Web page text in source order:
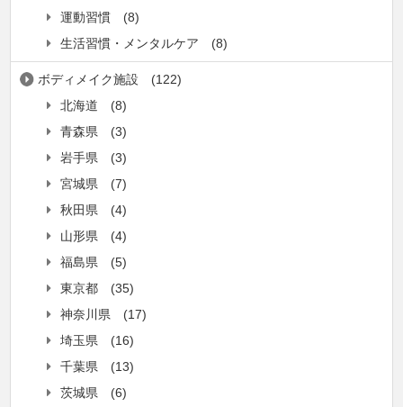
運動習慣
(8)
生活習慣・メンタルケア
(8)
ボディメイク施設
(122)
北海道
(8)
青森県
(3)
岩手県
(3)
宮城県
(7)
秋田県
(4)
山形県
(4)
福島県
(5)
東京都
(35)
神奈川県
(17)
埼玉県
(16)
千葉県
(13)
茨城県
(6)